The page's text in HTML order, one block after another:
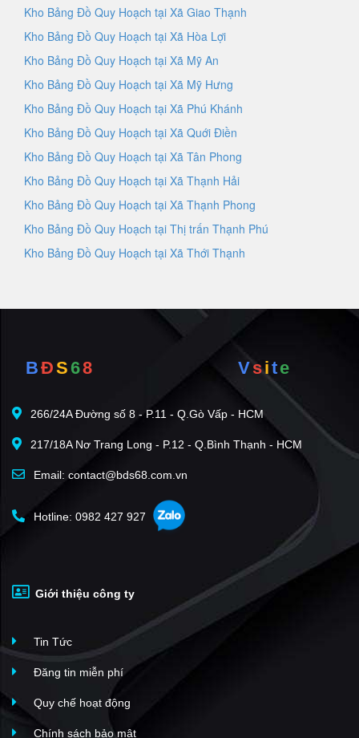
Kho Bảng Đồ Quy Hoạch tại Xã Giao Thạnh
Kho Bảng Đồ Quy Hoạch tại Xã Hòa Lợi
Kho Bảng Đồ Quy Hoạch tại Xã Mỹ An
Kho Bảng Đồ Quy Hoạch tại Xã Mỹ Hưng
Kho Bảng Đồ Quy Hoạch tại Xã Phú Khánh
Kho Bảng Đồ Quy Hoạch tại Xã Quới Điền
Kho Bảng Đồ Quy Hoạch tại Xã Tân Phong
Kho Bảng Đồ Quy Hoạch tại Xã Thạnh Hải
Kho Bảng Đồ Quy Hoạch tại Xã Thạnh Phong
Kho Bảng Đồ Quy Hoạch tại Thị trấn Thạnh Phú
Kho Bảng Đồ Quy Hoạch tại Xã Thới Thạnh
BĐS68 Vsite
266/24A Đường số 8 - P.11 - Q.Gò Vấp - HCM
217/18A Nơ Trang Long - P.12 - Q.Bình Thạnh - HCM
Email: contact@bds68.com.vn
Hotline: 0982 427 927
Giới thiệu công ty
Tin Tức
Đăng tin miễn phí
Quy chế hoạt động
Chính sách bảo mật